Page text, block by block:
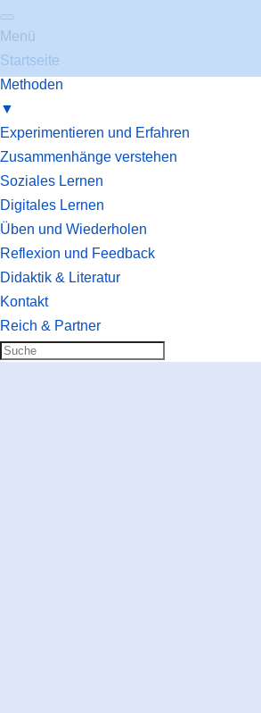
Menü
Startseite
Methoden
▼
Experimentieren und Erfahren
Zusammenhänge verstehen
Soziales Lernen
Digitales Lernen
Üben und Wiederholen
Reflexion und Feedback
Didaktik & Literatur
Kontakt
Reich & Partner